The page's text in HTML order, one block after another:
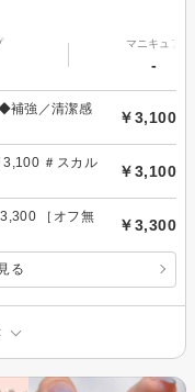
マニキュア
-
補強／清潔感
￥3,100
＃スカル
￥3,100
［オフ無
￥3,300
る